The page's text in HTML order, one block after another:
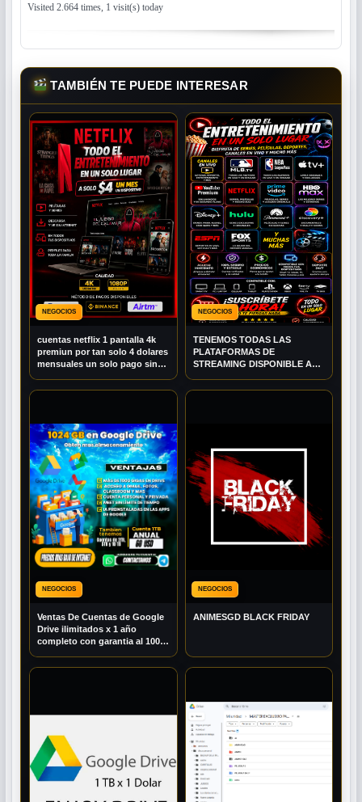
Visited 2.664 times, 1 visit(s) today
TAMBIÉN TE PUEDE INTERESAR
NEGOCIOS
cuentas netflix 1 pantalla 4k
premiun por tan solo 4 dolares
mensuales un solo pago sin
NEGOCIOS
TENEMOS TODAS LAS
PLATAFORMAS DE
STREAMING DISPONIBLE A
(PANTALLAS)
NEGOCIOS
Ventas De Cuentas de Google
Drive ilimitados x 1 año
completo con garantia al 100%
NEGOCIOS
ANIMESGD BLACK FRIDAY